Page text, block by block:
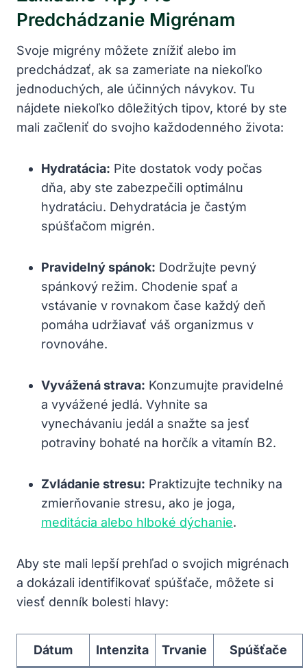
Predchádzanie Migrénam
Svoje migrény⁣ môžete znížiť alebo ‍im
predchádzať, ak sa zameriate na niekoľko
jednoduchých, ale účinných návykov. Tu
nájdete niekoľko dôležitých tipov, ktoré by ste
mali ​začleniť do svojho každodenného života:
Hydratácia: Pite dostatok vody⁣ počas
dňa, aby​ ste zabezpečili optimálnu
hydratáciu. Dehydratácia je častým
spúšťačom migrén.
Pravidelný spánok: Dodržujte pevný
spánkový režim. Chodenie spať a
vstávanie v rovnakom ‍čase každý deň
pomáha udržiavať váš organizmus v
rovnováhe.
Vyvážená strava: Konzumujte pravidelné
a vyvážené jedlá. Vyhnite sa
vynechávaniu jedál a ⁤snažte sa jesť
potraviny bohaté na horčík a vitamín B2.
Zvládanie stresu: Praktizujte techniky na
zmierňovanie stresu, ako je joga,
meditácia alebo hlboké dýchanie.
Aby ste mali lepší prehľad o ⁢svojich migrénach
a dokázali identifikovať spúšťače, môžete si
⁤viesť denník bolesti hlavy:
Dátum Intenzita Trvanie Spúšťače